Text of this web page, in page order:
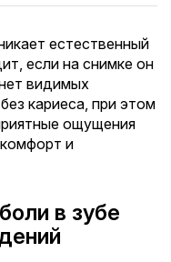
естественный
если на снимке он
видимых
кариеса, при этом
ощущения
и
в зубе